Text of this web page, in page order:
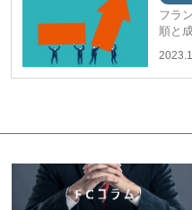
フラ
順と